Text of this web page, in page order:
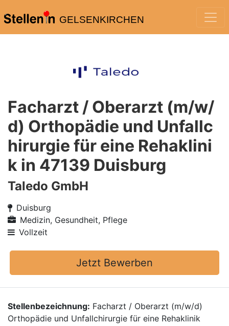
GELSENKIRCHEN
Facharzt / Oberarzt (m/w/
d) Orthopädie und Unfallc
hirurgie für eine Rehaklini
k in 47139 Duisburg
Taledo GmbH
Duisburg
Medizin, Gesundheit, Pflege
Vollzeit
Jetzt Bewerben
Stellenbezeichnung: Facharzt / Oberarzt (m/w/d)
Orthopädie und Unfallchirurgie für eine Rehaklinik